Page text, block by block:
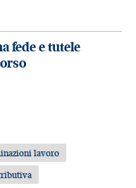
fede e tutele
lavoro